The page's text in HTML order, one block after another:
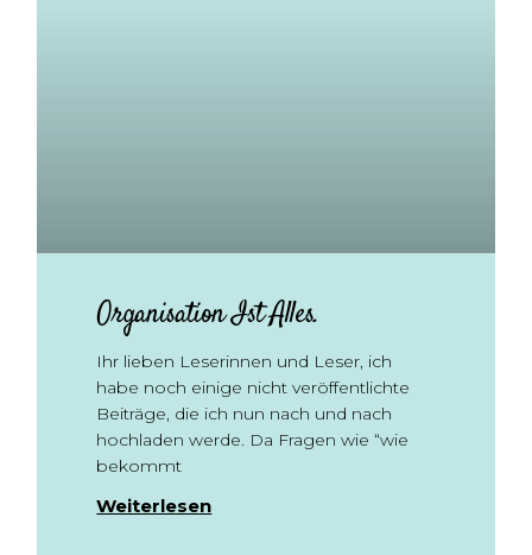
Organisation Ist Alles.
Ihr lieben Leserinnen und Leser, ich
habe noch einige nicht veröffentlichte
Beiträge, die ich nun nach und nach
hochladen werde. Da Fragen wie “wie
bekommt
Weiterlesen